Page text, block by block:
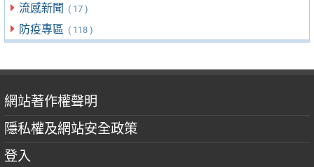
流感新聞 ( 17 )
防疫專區 ( 118 )
網站著作權聲明
隱私權及網站安全政策
登入